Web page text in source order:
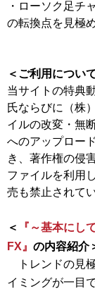
・ローソク足チ
の転換点を見極
＜ご利用につい
当サイトの特典
氏ならびに（株
イルの改変・無
へのアップロー
き、著作権の侵
ファイルを利用
売も禁止されて
＜
『～基本に
FX』 の内容紹介
トレンドの見
イミングが一目